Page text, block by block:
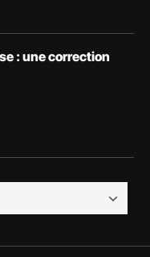
: une correction